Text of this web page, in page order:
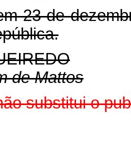
23 de
de Mattos
substitui o